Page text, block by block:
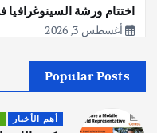
اختتام ورشة السينوغرافيا
أغسطس 3, 2026
اصبح
Popular Posts
أهم الأخبار